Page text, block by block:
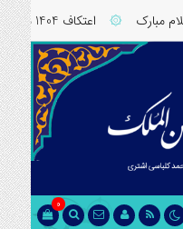
۞ اعتکاف 1404 مسجد رکن الملک اصفهان
0